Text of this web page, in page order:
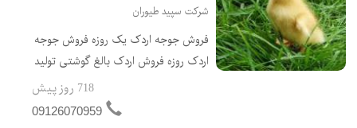
شرکت سپید طیوران
فروش جوجه اردک یک روزه فروش جوجه
اردک روزه فروش اردک بالغ گوشتی تولید
کننده ی جوجه اردک از یک روزه تا بالغ
فروش اردک گوشتی عمده ای و خرده ای
718 روز پیش
09126070959